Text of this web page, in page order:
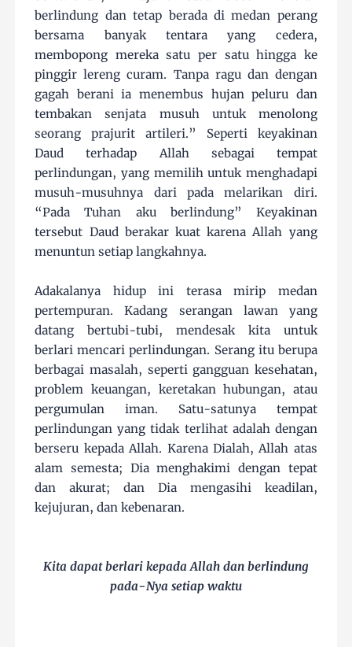
berlindung dan tetap berada di medan perang
bersama banyak tentara yang cedera,
membopong mereka satu per satu hingga ke
pinggir lereng curam. Tanpa ragu dan dengan
gagah berani ia menembus hujan peluru dan
tembakan senjata musuh untuk menolong
seorang prajurit artileri.” Seperti keyakinan
Daud terhadap Allah sebagai tempat
perlindungan, yang memilih untuk menghadapi
musuh-musuhnya dari pada melarikan diri.
“Pada Tuhan aku berlindung” Keyakinan
tersebut Daud berakar kuat karena Allah yang
menuntun setiap langkahnya.
Adakalanya hidup ini terasa mirip medan
pertempuran. Kadang serangan lawan yang
datang bertubi-tubi, mendesak kita untuk
berlari mencari perlindungan. Serang itu berupa
berbagai masalah, seperti gangguan kesehatan,
problem keuangan, keretakan hubungan, atau
pergumulan iman. Satu-satunya tempat
perlindungan yang tidak terlihat adalah dengan
berseru kepada Allah. Karena Dialah, Allah atas
alam semesta; Dia menghakimi dengan tepat
dan akurat; dan Dia mengasihi keadilan,
kejujuran, dan kebenaran.
Kita dapat berlari kepada Allah dan berlindung
pada-Nya setiap waktu